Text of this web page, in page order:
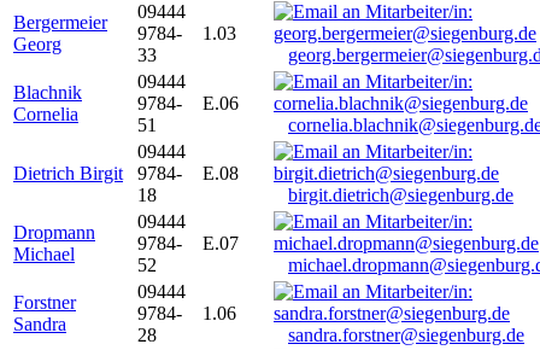
Bergermeier
Georg
09444
9784-
33
1.03
Blachnik
Cornelia
09444
9784-
51
E.06
Dietrich Birgit
09444
9784-
18
E.08
birgit.dietrich@siegenburg.de
Dropmann
Michael
09444
9784-
52
E.07
Forstner
Sandra
09444
9784-
28
1.06
sandra.forstner@siegenburg.de